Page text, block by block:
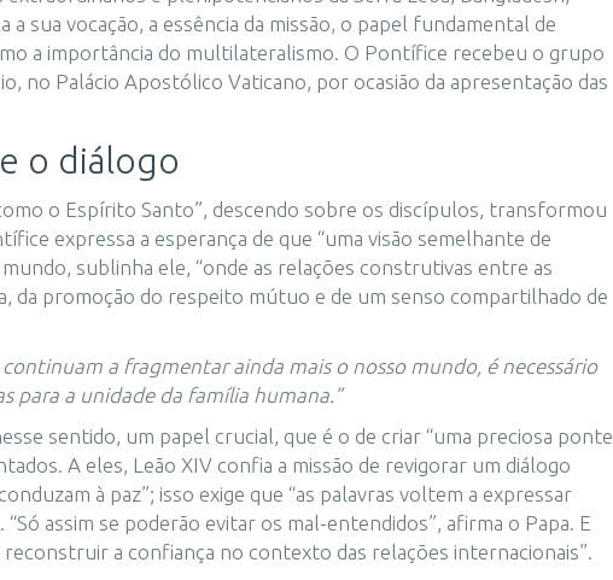
a sua vocação, a essência da missão, o papel fundamental de
a importância do multilateralismo. O Pontífice recebeu o grupo
no Palácio Apostólico Vaticano, por ocasião da apresentação das
o diálogo
o Espírito Santo”, descendo sobre os discípulos, transformou
expressa a esperança de que “uma visão semelhante de
sublinha ele, “onde as relações construtivas entre as
da promoção do respeito mútuo e de um senso compartilhado de
a fragmentar ainda mais o nosso mundo, é necessário
para a unidade da família humana.”
sentido, um papel crucial, que é o de criar “uma preciosa ponte
A eles, Leão XIV confia a missão de revigorar um diálogo
à paz”; isso exige que “as palavras voltem a expressar
assim se poderão evitar os mal-entendidos”, afirma o Papa. E
a confiança no contexto das relações internacionais”.